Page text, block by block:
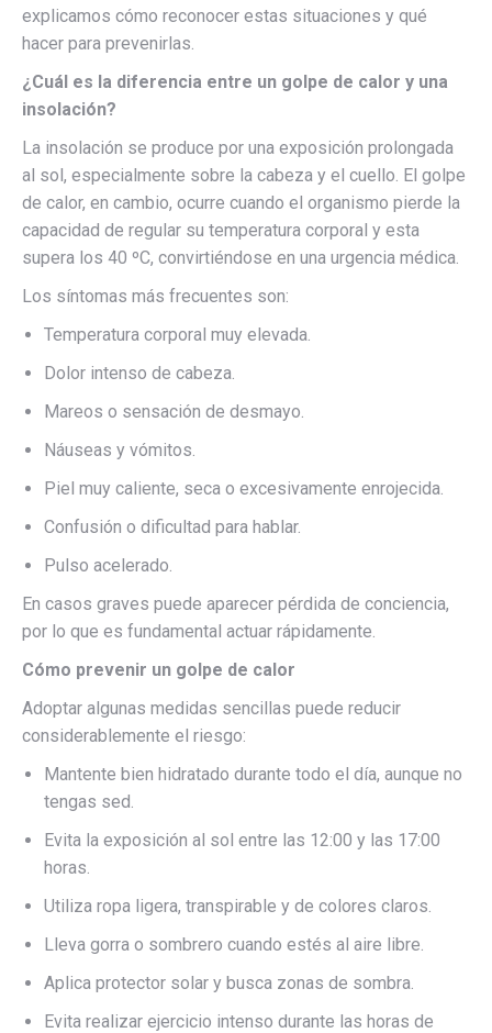
explicamos cómo reconocer estas situaciones y qué
hacer para prevenirlas.
¿Cuál es la diferencia entre un golpe de calor y una
insolación?
La insolación se produce por una exposición prolongada
al sol, especialmente sobre la cabeza y el cuello. El golpe
de calor, en cambio, ocurre cuando el organismo pierde la
capacidad de regular su temperatura corporal y esta
supera los 40 ºC, convirtiéndose en una urgencia médica.
Los síntomas más frecuentes son:
Temperatura corporal muy elevada.
Dolor intenso de cabeza.
Mareos o sensación de desmayo.
Náuseas y vómitos.
Piel muy caliente, seca o excesivamente enrojecida.
Confusión o dificultad para hablar.
Pulso acelerado.
En casos graves puede aparecer pérdida de conciencia,
por lo que es fundamental actuar rápidamente.
Cómo prevenir un golpe de calor
Adoptar algunas medidas sencillas puede reducir
considerablemente el riesgo:
Mantente bien hidratado durante todo el día, aunque no
tengas sed.
Evita la exposición al sol entre las 12:00 y las 17:00
horas.
Utiliza ropa ligera, transpirable y de colores claros.
Lleva gorra o sombrero cuando estés al aire libre.
Aplica protector solar y busca zonas de sombra.
Evita realizar ejercicio intenso durante las horas de